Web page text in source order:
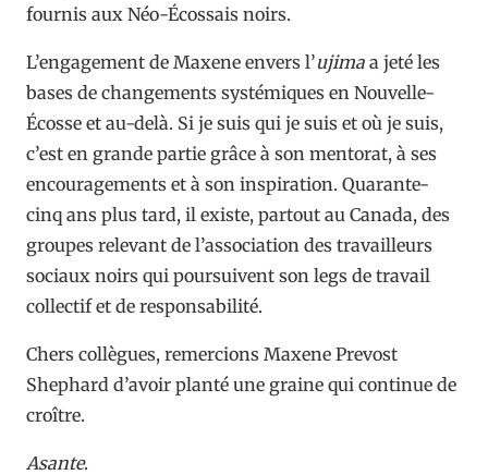
fournis aux Néo-Écossais noirs.
L’engagement de Maxene envers l’ujima a jeté les
bases de changements systémiques en Nouvelle-
Écosse et au-delà. Si je suis qui je suis et où je suis,
c’est en grande partie grâce à son mentorat, à ses
encouragements et à son inspiration. Quarante-
cinq ans plus tard, il existe, partout au Canada, des
groupes relevant de l’association des travailleurs
sociaux noirs qui poursuivent son legs de travail
collectif et de responsabilité.
Chers collègues, remercions Maxene Prevost
Shephard d’avoir planté une graine qui continue de
croître.
Asante.